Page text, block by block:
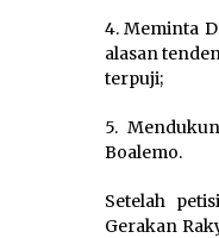
4. Meminta
alasan
terpuji;
5.
Boalemo.
Setelah
Gerakan